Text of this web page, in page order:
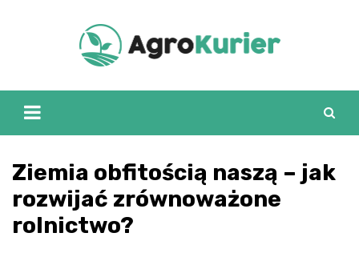
Ziemia obfitością naszą – jak
rozwijać zrównoważone
rolnictwo?